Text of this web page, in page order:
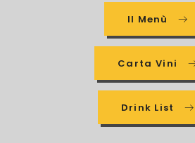
Il Menù
Carta Vini
Drink List